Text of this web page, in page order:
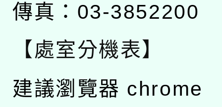
傳真：03-3852200
【處室分機表】
建議瀏覽器 chrome